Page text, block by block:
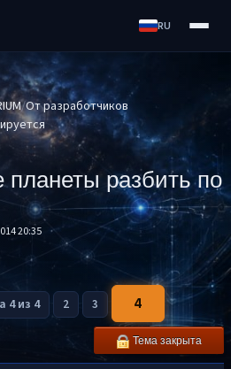
RU
От разработчиков
планеты разбить по
20:35
4 из 4 2 3 4
Тема закрыта